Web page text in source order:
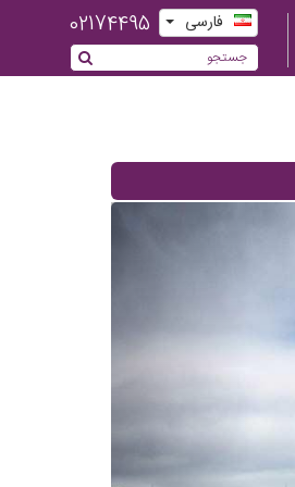
فارسی 02174495
Previous